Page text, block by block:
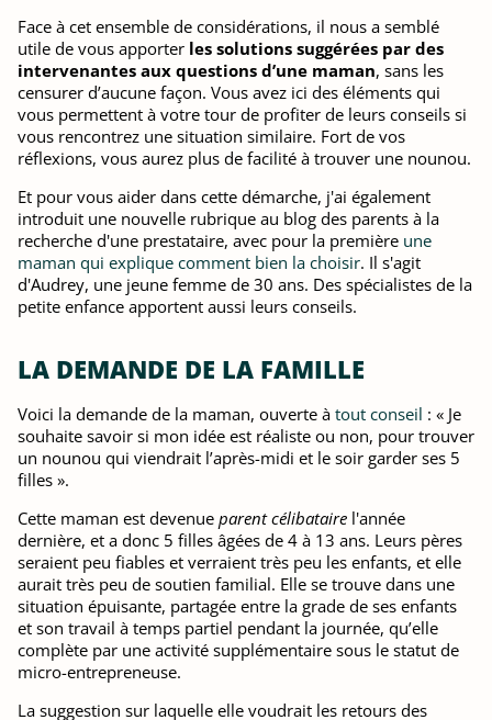
Face à cet ensemble de considérations, il nous a semblé
utile de vous apporter les solutions suggérées par des
intervenantes aux questions d’une maman, sans les
censurer d’aucune façon. Vous avez ici des éléments qui
vous permettent à votre tour de profiter de leurs conseils si
vous rencontrez une situation similaire. Fort de vos
réflexions, vous aurez plus de facilité à trouver une nounou.
Et pour vous aider dans cette démarche, j'ai également
introduit une nouvelle rubrique au blog des parents à la
recherche d'une prestataire, avec pour la première une
maman qui explique comment bien la choisir. Il s'agit
d'Audrey, une jeune femme de 30 ans. Des spécialistes de la
petite enfance apportent aussi leurs conseils.
LA DEMANDE DE LA FAMILLE
Voici la demande de la maman, ouverte à tout conseil : « Je
souhaite savoir si mon idée est réaliste ou non, pour trouver
un nounou qui viendrait l’après-midi et le soir garder ses 5
filles ».
Cette maman est devenue parent célibataire l'année
dernière, et a donc 5 filles âgées de 4 à 13 ans. Leurs pères
seraient peu fiables et verraient très peu les enfants, et elle
aurait très peu de soutien familial. Elle se trouve dans une
situation épuisante, partagée entre la grade de ses enfants
et son travail à temps partiel pendant la journée, qu’elle
complète par une activité supplémentaire sous le statut de
micro-entrepreneuse.
La suggestion sur laquelle elle voudrait les retours des